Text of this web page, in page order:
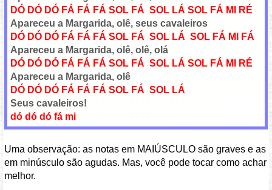
DÓ DÓ DÓ FÁ FÁ FÁ SOL FÁ SOL LÁ SOL FÁ MI RÉ
Apareceu a Margarida, olê, seus cavaleiros
DÓ DÓ DÓ FÁ FÁ FÁ SOL FÁ SOL LÁ SOL FÁ MI FÁ
Apareceu a Margarida, olê, olê, olá
DÓ DÓ DÓ FÁ FÁ FÁ SOL FÁ SOL LÁ SOL FÁ MI RÉ
Apareceu a Margarida, olê
DÓ DÓ DÓ FÁ FÁ FÁ SOL FÁ SOL LÁ
Seus cavaleiros!
dó dó dó fá mi
Uma observação: as notas em MAIÚSCULO são graves e as
em minúsculo são agudas. Mas, você pode tocar como achar
melhor.